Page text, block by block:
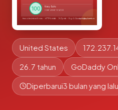
United States
26.7 tahun GoDaddy
Diperbarui3 bulan yang lalu